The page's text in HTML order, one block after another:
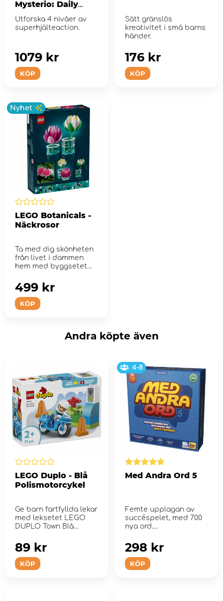
Mysterio: Daily
Bugle
Utforska 4 nivåer av
superhjälteaction.
KÖP
1079 kr
Sätt gränslös
kreativitet i små barns
händer.
KÖP
176 kr
Nyhet
LEGO Botanicals -
Näckrosor
Ta med dig skönheten
från livet i dammen
hem med byggsetet
N&#...
KÖP
499 kr
Andra köpte även
LEGO Duplo - Blå
Polismotorcykel
Ge barn fartfyllda lekar
med leksetet LEGO
DUPLO Town Blå
KÖP
89 kr
4-8
Med Andra Ord 5
Femte upplagan av
succéspelet, med 700
nya ord.
KÖP
298 kr